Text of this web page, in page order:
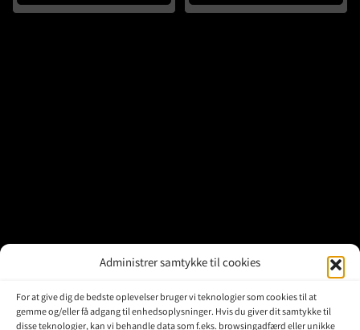
Administrer samtykke til cookies
For at give dig de bedste oplevelser bruger vi teknologier som cookies til at
gemme og/eller få adgang til enhedsoplysninger. Hvis du giver dit samtykke til
disse teknologier, kan vi behandle data som f.eks. browsingadfærd eller unikke
Kontakt Os